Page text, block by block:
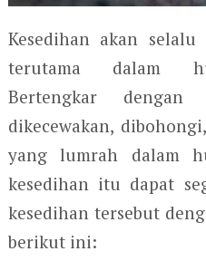
Kesedihan akan
terutama dalam
Bertengkar dengan
dikecewakan,
yang lumrah dalam
kesedihan itu dapat
kesedihan tersebut
berikut ini: